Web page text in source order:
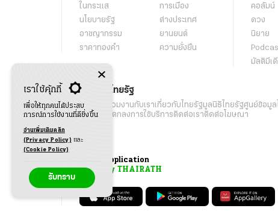
ในกระแส
การเมือง
นโยบายรัฐ
ต่างประเทศ
อาชญากรรม
ยานยนต์
ราคาทองคำ
ความยั่งยืน
คอลัมน์
ดวง
นิยาย
มัลติมีเ
เกี่ยวกับไทยรัฐ
กิจกรรม ร่วมงานกับเราเกี่ยวกับไทยรัฐมูลนิธิไทยรัฐศูนย์ข้อมูล
เงื่อนไขข้อตกลงการใช้บริการติดต่อเราติดต่อโฆษณา
Application
My THAIRATH
เราใช้คุ้กกี้
เพื่อให้ทุกคนได้ประสบ
การณ์การใช้งานที่ดียิ่งขึ้น
อ่านเพิ่มเติมคลิก
(Privacy Policy) และ
(Cookie Policy)
รับทราบ